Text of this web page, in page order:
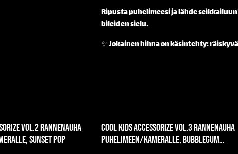
Ripusta puhelimeesi ja lähde
bileiden sielu.
✨ Jokainen hihna on käsintehty:
vol.2 rannenauha
Sunset Pop
Cool Kids Accessorize vol.3 rannenauha
puhelimeen/kameralle, Bubblegum